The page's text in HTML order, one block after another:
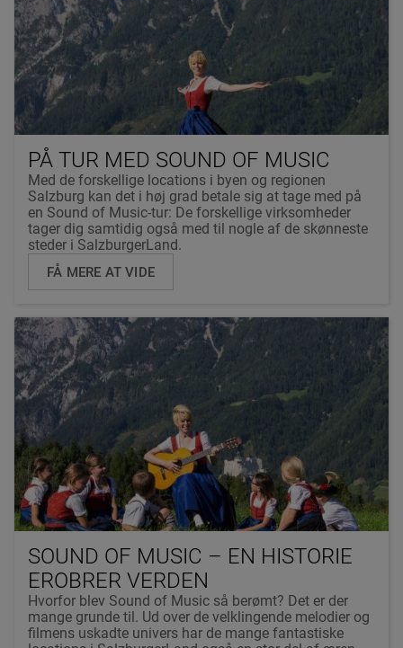
PÅ TUR MED SOUND OF MUSIC
Med de forskellige locations i byen og regionen
Salzburg kan det i høj grad betale sig at tage med på
en Sound of Music-tur: De forskellige virksomheder
tager dig samtidig også med til nogle af de skønneste
steder i SalzburgerLand.
FÅ MERE AT VIDE
SOUND OF MUSIC – EN HISTORIE
EROBRER VERDEN
Hvorfor blev Sound of Music så berømt? Det er der
mange grunde til. Ud over de velklingende melodier og
filmens uskadte univers har de mange fantastiske